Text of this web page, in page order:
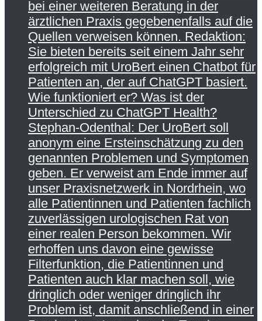
bei einer weiteren Beratung in der
ärztlichen Praxis gegebenenfalls auf die
Quellen verweisen können. Redaktion:
Sie bieten bereits seit einem Jahr sehr
erfolgreich mit UroBert einen Chatbot für
Patienten an, der auf ChatGPT basiert.
Wie funktioniert er? Was ist der
Unterschied zu ChatGPT Health?
Stephan-Odenthal: Der UroBert soll
anonym eine Ersteinschätzung zu den
genannten Problemen und Symptomen
geben. Er verweist am Ende immer auf
unser Praxisnetzwerk in Nordrhein, wo
alle Patientinnen und Patienten fachlich
zuverlässigen urologischen Rat von
einer realen Person bekommen. Wir
erhoffen uns davon eine gewisse
Filterfunktion, die Patientinnen und
Patienten auch klar machen soll, wie
dringlich oder weniger dringlich ihr
Problem ist, damit anschließend in einer